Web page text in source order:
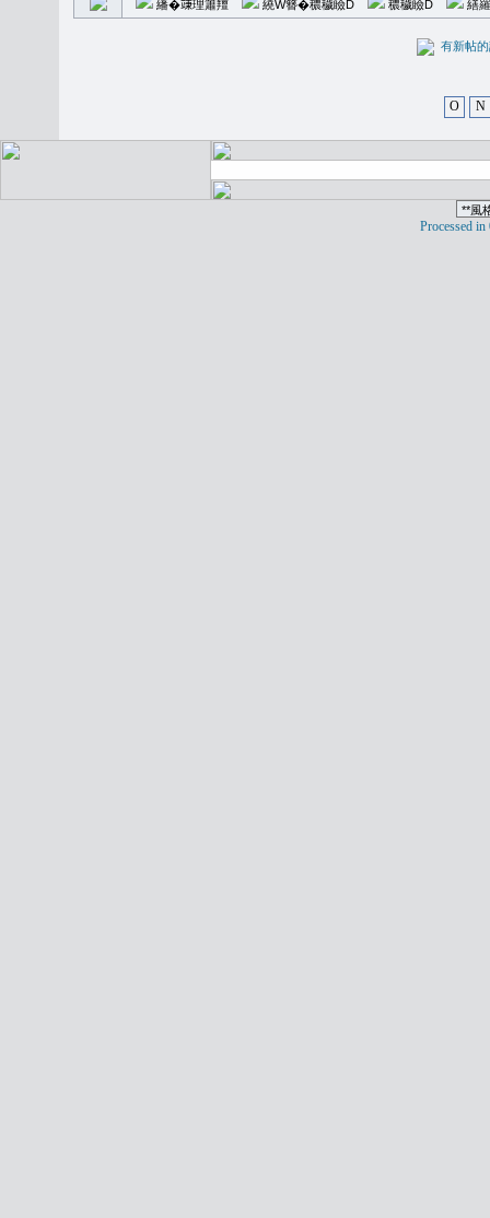
繙�𥪕理簫羶 繞W簪�穠穢瞼D 穠穢瞼D 繕
有新
O N
Processed